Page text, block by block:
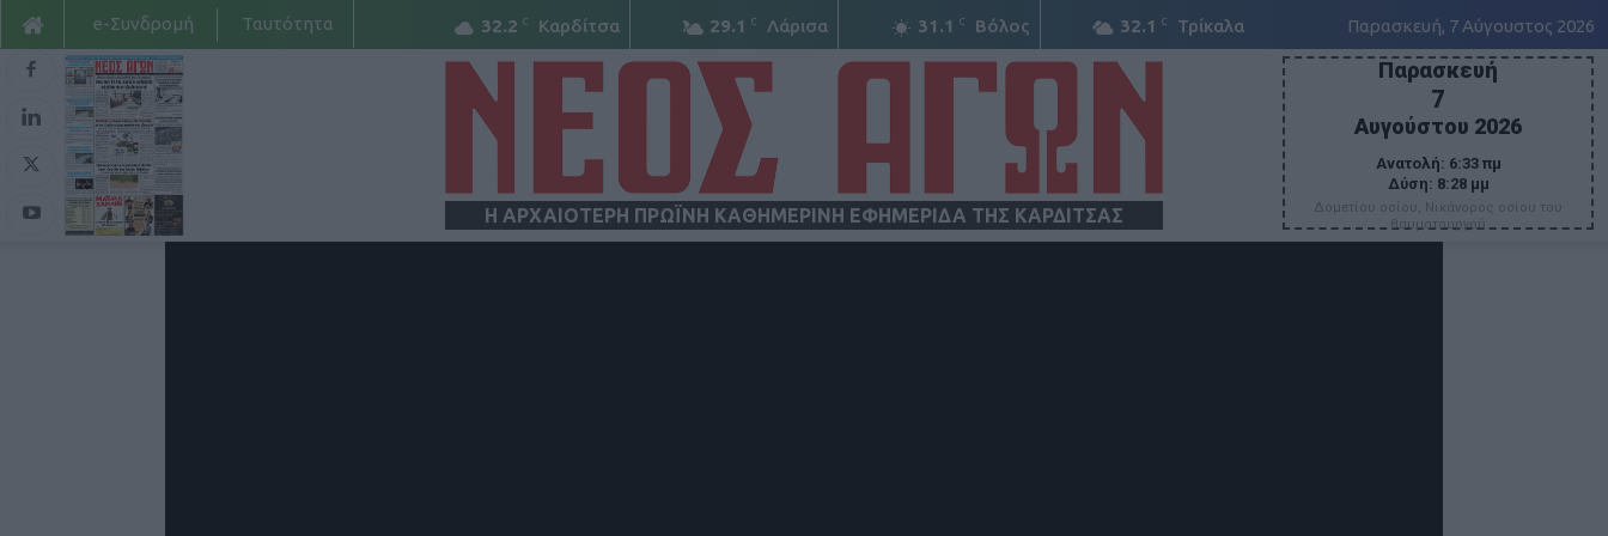
32.2 C Καρδίτσα 29.1 C Λάρισα 31.1 C Βόλος 32.1 C Τρίκαλα Παρασκευή, 7 Αύγουστος 2026
e-Συνδρομή Ταυτότητα
Η ΑΡΧΑΙΟΤΕΡΗ ΠΡΩΪΝΗ ΚΑΘΗΜΕΡΙΝΗ ΕΦΗΜΕΡΙΔΑ ΤΗΣ ΚΑΡΔΙΤΣΑΣ
Παρασκευή
7
Αυγούστου 2026
Ανατολή: 6:33 πμ
Δύση: 8:28 μμ
Δομετίου οσίου, Νικάνορος οσίου του
θαυματουργού